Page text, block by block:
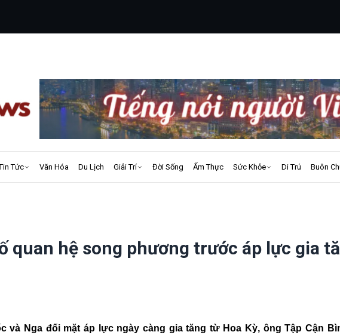
Tức Văn Hóa Du Lịch Giải Trí Đời Sống Ẩm Thực Sức Khỏe Di Trú Buôn
quan hệ song phương trước áp lực gia
và Nga đối mặt áp lực ngày càng gia tăng từ Hoa Kỳ, ông Tập Cận